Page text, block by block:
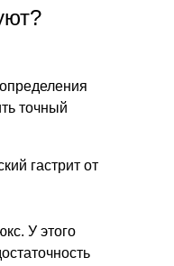
точный
гастрит от
У этого